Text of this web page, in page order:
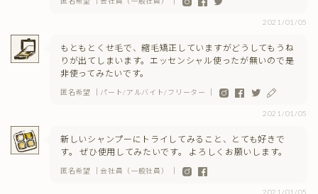
2021/01/05
もともとくせ毛で、縮毛矯正していますがどうしてもうね
りが出てしまいます。エッセンシャル使ったが無いので是
非使ってみたいです。
匿名希望 ｜パート/アルバイト/フリーター ｜
2021/01/05
新しいシャンプーにトライしてみること、とても好きで
す。 ぜひ使用してみたいです。 よろしくお願いします。
匿名希望 ｜会社員（一般社員） ｜
2021/01/05